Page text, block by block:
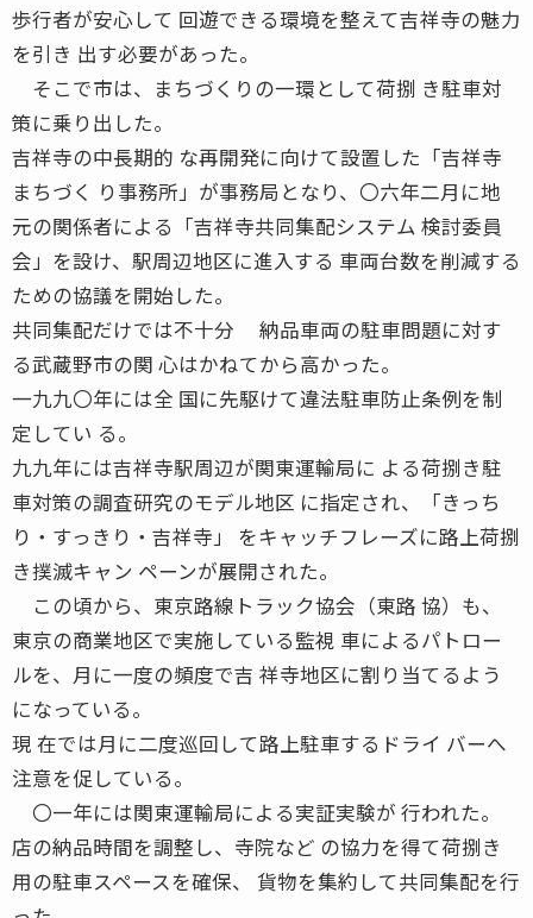
歩行者が安心して 回遊できる環境を整えて吉祥寺の魅力
を引き 出す必要があった。
そこで市は、まちづくりの一環として荷捌 き駐車対
策に乗り出した。
吉祥寺の中長期的 な再開発に向けて設置した「吉祥寺
まちづく り事務所」が事務局となり、〇六年二月に地
元の関係者による「吉祥寺共同集配システム 検討委員
会」を設け、駅周辺地区に進入する 車両台数を削減する
ための協議を開始した。
共同集配だけでは不十分 納品車両の駐車問題に対す
る武蔵野市の関 心はかねてから高かった。
一九九〇年には全 国に先駆けて違法駐車防止条例を制
定してい る。
九九年には吉祥寺駅周辺が関東運輸局に よる荷捌き駐
車対策の調査研究のモデル地区 に指定され、「きっち
り・すっきり・吉祥寺」 をキャッチフレーズに路上荷捌
き撲滅キャン ペーンが展開された。
この頃から、東京路線トラック協会（東路 協）も、
東京の商業地区で実施している監視 車によるパトロー
ルを、月に一度の頻度で吉 祥寺地区に割り当てるよう
になっている。
現 在では月に二度巡回して路上駐車するドライ バーへ
注意を促している。
〇一年には関東運輸局による実証実験が 行われた。
店の納品時間を調整し、寺院など の協力を得て荷捌き
用の駐車スペースを確保、 貨物を集約して共同集配を行